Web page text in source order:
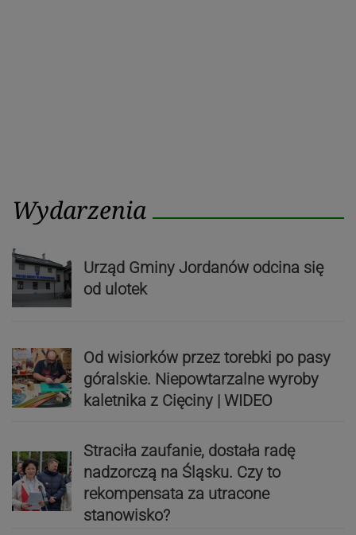
Wydarzenia
Urząd Gminy Jordanów odcina się
od ulotek
Od wisiorków przez torebki po pasy
góralskie. Niepowtarzalne wyroby
kaletnika z Cięciny | WIDEO
Straciła zaufanie, dostała radę
nadzorczą na Śląsku. Czy to
rekompensata za utracone
stanowisko?